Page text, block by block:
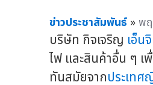
ข่าวประชาสัมพันธ์ »พ
บริษัท กิจเจริญ เอ็น
ไฟ และสินค้าอื่น ๆ
ทันสมัยจากประเท